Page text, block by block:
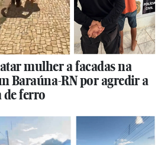
mulher a facadas na
Baraúna-RN por agredir a
de ferro